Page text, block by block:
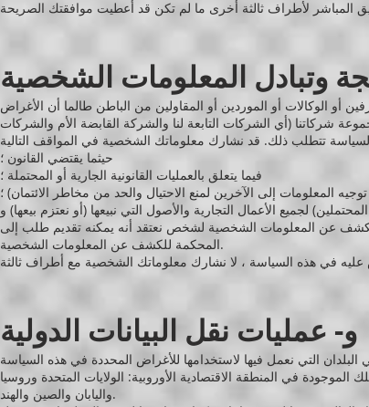
وتبادل المعلومات الشخصية
أو الوكالات أو الموردين أو المقاولين من الباطن طالما أن الأغراض
شركاتنا (أي الشركات التابعة لنا والشركة القابضة الأم والشركات
حيثما يقتضي القانون ؛
فيما يتعلق بالعمليات القانونية الجارية أو المحتملة ؛
المعلومات إلى الآخرين لمنع الاحتيال والحد من مخاطر الائتمان) ؛
لجميع الأعمال التجارية والأصول التي نبيعها (أو نعتزم بيعها) و
عن المعلومات الشخصية لشخص نعتقد أنه يمكنه تقديم طلب إلى
المحكمة للكشف عن المعلومات الشخصية.
و- عمليات نقل البيانات الدولية
الموجودة في المنطقة الاقتصادية الأوروبية: الولايات المتحدة وروسيا
واليابان والصين والهند.